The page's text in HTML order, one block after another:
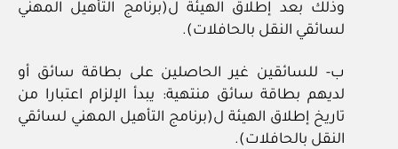
وذلك بعد إطلاق الهيئة ل(برنامج التأهيل المهني
لسائقي النقل بالحافلات).
ب‏- للسائقين غير الحاصلين على بطاقة سائق أو
لديهم بطاقة سائق منتهية: يبدأ الإلزام اعتبارا من
تاريخ إطلاق الهيئة ل(برنامج التأهيل المهني لسائقي
النقل بالحافلات).